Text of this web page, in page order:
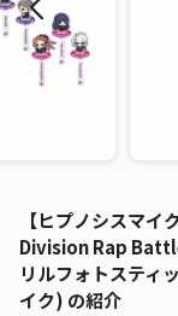
【ヒプノシスマ
Division Rap
リルフォトスティ
イク) の紹介